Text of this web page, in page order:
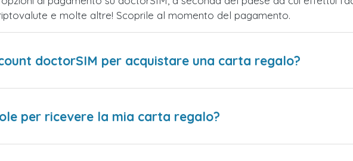
e molte altre! Scoprile al momento del pagamento.
doctorSIM per acquistare una carta regalo?
per ricevere la mia carta regalo?